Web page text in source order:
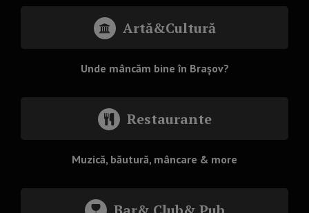
Artă&Cultură
Unde mâncăm bine în Brașov?
Restaurante
Muzică, băutură, mâncare & more